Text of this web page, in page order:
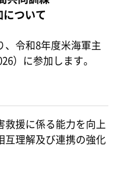
について
令和8年度米海軍主
）に参加します。
援に係る能力を向上
互理解及び連携の強化